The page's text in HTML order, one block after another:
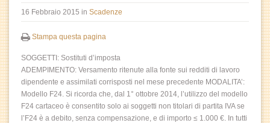
16 Febbraio 2015 in Scadenze
Stampa questa pagina
SOGGETTI: Sostituti d’imposta
ADEMPIMENTO: Versamento ritenute alla fonte sui redditi di lavoro
dipendente e assimilati corrisposti nel mese precedente MODALITA’:
Modello F24. Si ricorda che, dal 1° ottobre 2014, l’utilizzo del modello
F24 cartaceo è consentito solo ai soggetti non titolari di partita IVA se
l’F24 è a debito, senza compensazione, e di importo ≤ 1.000 €. In tutti